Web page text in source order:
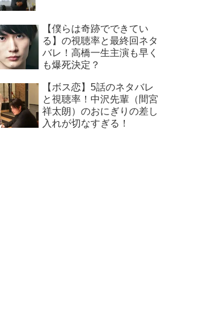
【僕らは奇跡でできてい
る】の視聴率と最終回ネタ
バレ！高橋一生主演も早く
も爆死決定？
【ボス恋】5話のネタバレ
と視聴率！中沢先輩（間宮
祥太朗）のおにぎりの差し
入れが切なすぎる！